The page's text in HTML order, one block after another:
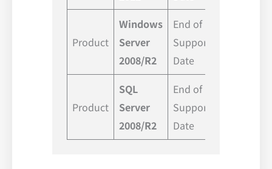
Product
Windows
Server
2008/R2
End of
Support
Date
Product
SQL
Server
2008/R2
End of
Support
Date